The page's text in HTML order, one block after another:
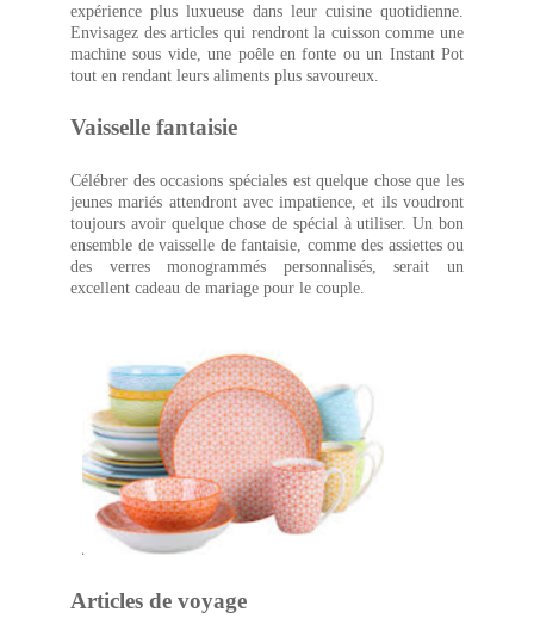
expérience plus luxueuse dans leur cuisine quotidienne.
Envisagez des articles qui rendront la cuisson comme une
machine sous vide, une poêle en fonte ou un Instant Pot
tout en rendant leurs aliments plus savoureux.
Vaisselle fantaisie
Célébrer des occasions spéciales est quelque chose que les
jeunes mariés attendront avec impatience, et ils voudront
toujours avoir quelque chose de spécial à utiliser. Un bon
ensemble de vaisselle de fantaisie, comme des assiettes ou
des verres monogrammés personnalisés, serait un
excellent cadeau de mariage pour le couple.
Articles de voyage